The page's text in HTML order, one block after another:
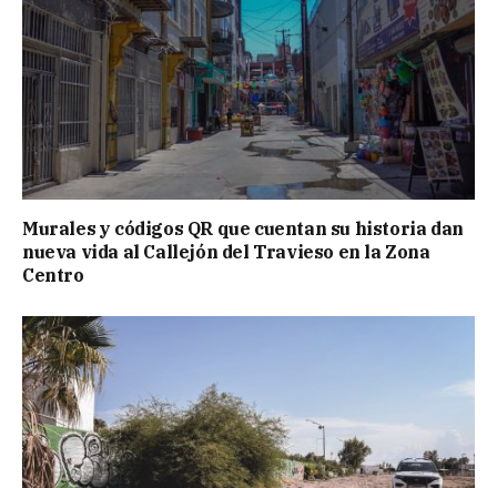
Murales y códigos QR que cuentan su historia dan
nueva vida al Callejón del Travieso en la Zona
Centro